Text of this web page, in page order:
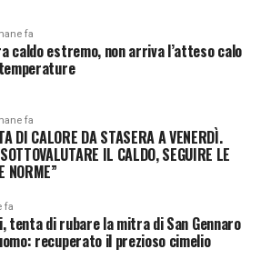
fa
caldo estremo, non arriva l’atteso calo
fa
DI CALORE DA STASERA A VENERDÌ.
IL CALDO, SEGUIRE LE
NORME”
fa
tenta di rubare la mitra di San Gennaro
recuperato il prezioso cimelio